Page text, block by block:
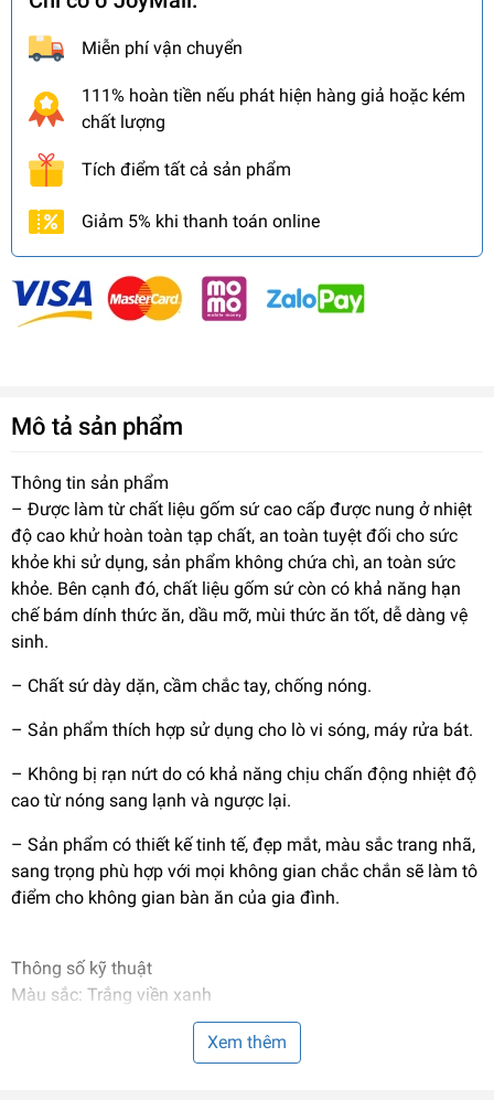
Miễn phí vận chuyển
111% hoàn tiền nếu phát hiện hàng giả hoặc kém
chất lượng
Tích điểm tất cả sản phẩm
Giảm 5% khi thanh toán online
Mô tả sản phẩm
Thông tin sản phẩm
– Được làm từ chất liệu gốm sứ cao cấp được nung ở nhiệt
độ cao khử hoàn toàn tạp chất, an toàn tuyệt đối cho sức
khỏe khi sử dụng, sản phẩm không chứa chì, an toàn sức
khỏe. Bên cạnh đó, chất liệu gốm sứ còn có khả năng hạn
chế bám dính thức ăn, dầu mỡ, mùi thức ăn tốt, dễ dàng vệ
sinh.
– Chất sứ dày dặn, cầm chắc tay, chống nóng.
– Sản phẩm thích hợp sử dụng cho lò vi sóng, máy rửa bát.
– Không bị rạn nứt do có khả năng chịu chấn động nhiệt độ
cao từ nóng sang lạnh và ngược lại.
– Sản phẩm có thiết kế tinh tế, đẹp mắt, màu sắc trang nhã,
sang trọng phù hợp với mọi không gian chắc chắn sẽ làm tô
điểm cho không gian bàn ăn của gia đình.
Thông số kỹ thuật
Màu sắc: Trắng viền xanh
Kích thước: 178x178x80mmXem thêm